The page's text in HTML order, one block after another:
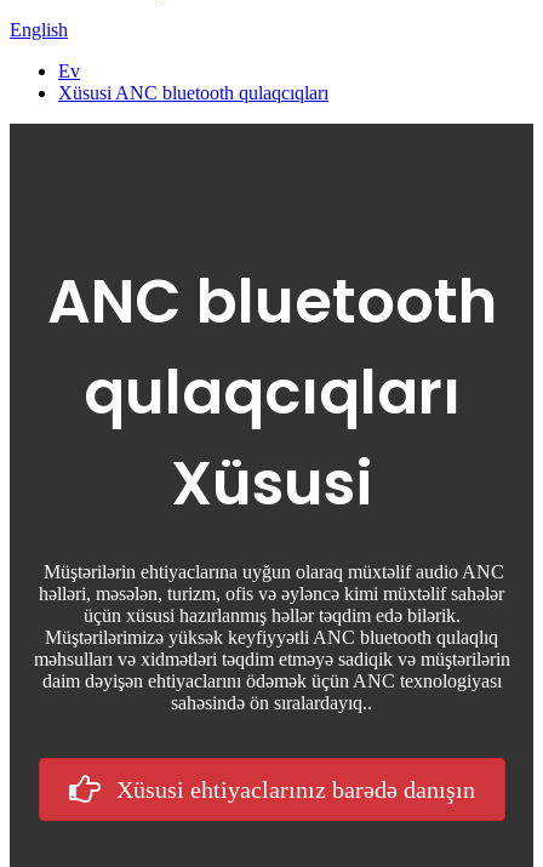
English
Ev
Xüsusi ANC bluetooth qulaqcıqları
ANC bluetooth
qulaqcıqları
Xüsusi
Müştərilərin ehtiyaclarına uyğun olaraq müxtəlif audio ANC
həlləri, məsələn, turizm, ofis və əyləncə kimi müxtəlif sahələr
üçün xüsusi hazırlanmış həllər təqdim edə bilərik.
Müştərilərimizə yüksək keyfiyyətli ANC bluetooth qulaqlıq
məhsulları və xidmətləri təqdim etməyə sadiqik və müştərilərin
daim dəyişən ehtiyaclarını ödəmək üçün ANC texnologiyası
sahəsində ön sıralardayıq..
Xüsusi ehtiyaclarınız barədə danışın